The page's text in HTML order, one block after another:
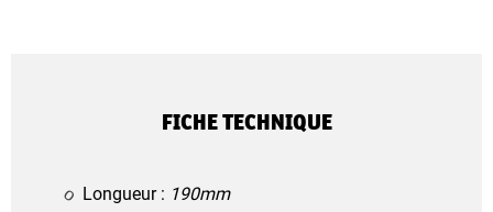
FICHE TECHNIQUE
Longueur : 190mm